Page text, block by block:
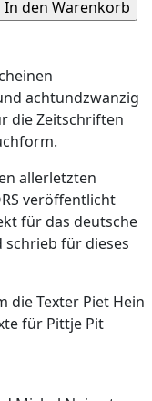
achtundzwanzig
die Zeitschriften
allerletzten
veröffentlicht
für das deutsche
schrieb für dieses
die Texter Piet Hein
für Pittje Pit